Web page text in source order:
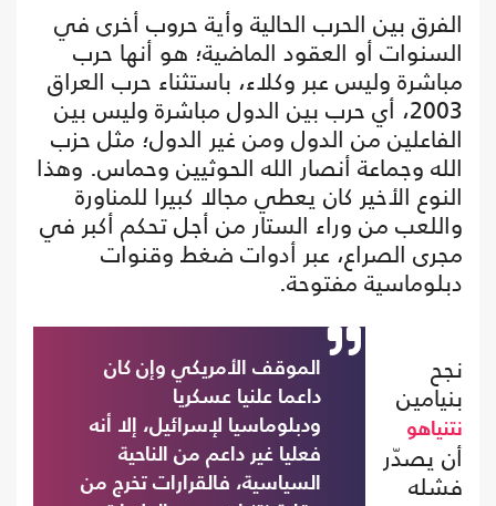
الفرق بين الحرب الحالية وأية حروب أخرى في
السنوات أو العقود الماضية؛ هو أنها حرب
مباشرة وليس عبر وكلاء، باستثناء حرب العراق
2003، أي حرب بين الدول مباشرة وليس بين
الفاعلين من الدول ومن غير الدول؛ مثل حزب
الله وجماعة أنصار الله الحوثيين وحماس. وهذا
النوع الأخير كان يعطي مجالا كبيرا للمناورة
واللعب من وراء الستار من أجل تحكم أكبر في
مجرى الصراع، عبر أدوات ضغط وقنوات
دبلوماسية مفتوحة.
الموقف الأمريكي وإن كان
داعما علنيا عسكريا
ودبلوماسيا لإسرائيل، إلا أنه
فعليا غير داعم من الناحية
السياسية، فالقرارات تخرج من
نجح
بنيامين
نتنياهو
أن يصدّر
فشله